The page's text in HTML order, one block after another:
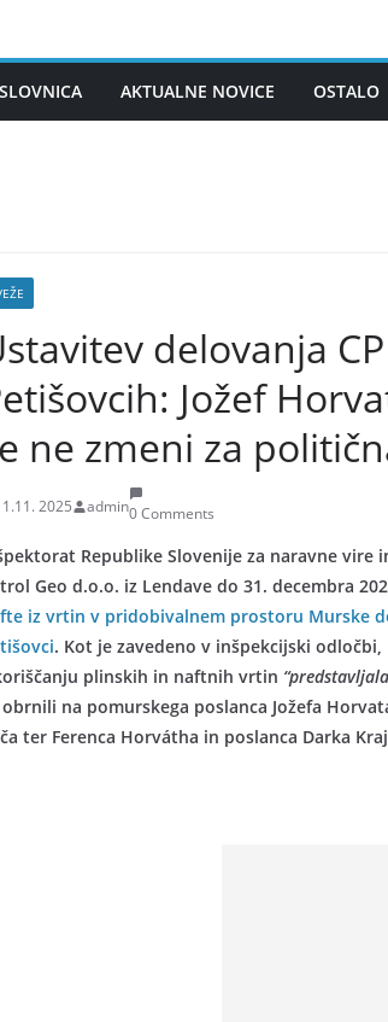
AKTUALNE NOVICE OSTALO
delovanja
Jožef
ne zmeni za
2025 admin0 Comments
Republike Slovenije za naravne
Geo d.o.o. iz Lendave do 31. decembra
iz vrtin v pridobivalnem prostoru Murske
. Kot je zavedeno v inšpekcijski
plinskih in naftnih vrtin
obrnili na pomurskega poslanca Jožefa
ter Ferenca Horvátha in poslanca Darka